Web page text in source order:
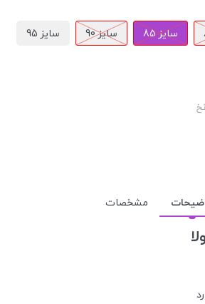
سایز 85 سایز 90 سایز 95
مشخصات